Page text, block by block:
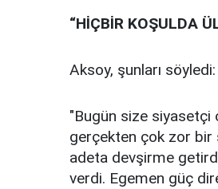
“HİÇBİR KOŞULDA
Aksoy, şunları söyledi:
"Bugün size siyasetçi
gerçekten çok zor bir
adeta devşirme
verdi. Egemen güç